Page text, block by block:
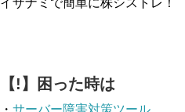
イザナミで簡単に株シストレ！
【!】困った時は
・ サーバー障害対策ツール